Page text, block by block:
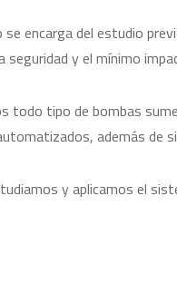
encarga del estudio
seguridad y el mínimo
todo tipo de bombas
además de
y aplicamos el